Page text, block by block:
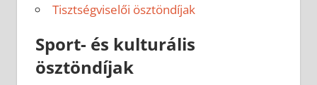
Tisztségviselői ösztöndíjak
Sport- és kulturális
ösztöndíjak